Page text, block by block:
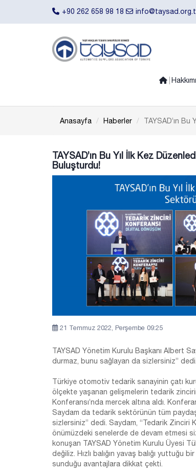
+90 262 658 98 18
Anasayfa Haberler TAYSAD’ın
TAYSAD’ın Bu Yıl İlk Kez
Buluşturdu!
21 Temmuz 2022, Perşembe 09:25
TAYSAD Yönetim Kurulu Başkanı Albert
durmaz, bunu sağlayan da sizlersiniz” dedi.
Türkiye otomotiv tedarik sanayinin çatı
ölçekte yaşanan gelişmelerin tedarik
Konferansı’nda mercek altına aldı.
Saydam da tedarik sektörünün tüm
sizlersiniz” dedi. Saydam, “Tedarik Zinciri
önümüzdeki senelerde de devam etmesi
konuşan TAYSAD Yönetim Kurulu Üyesi
değiliz. Hızlı balığın yavaş balığı
sunduğu avantajlara dikkat çekti.